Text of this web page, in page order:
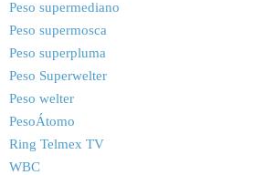
Peso supermediano
Peso supermosca
Peso superpluma
Peso Superwelter
Peso welter
PesoÁtomo
Ring Telmex TV
WBC